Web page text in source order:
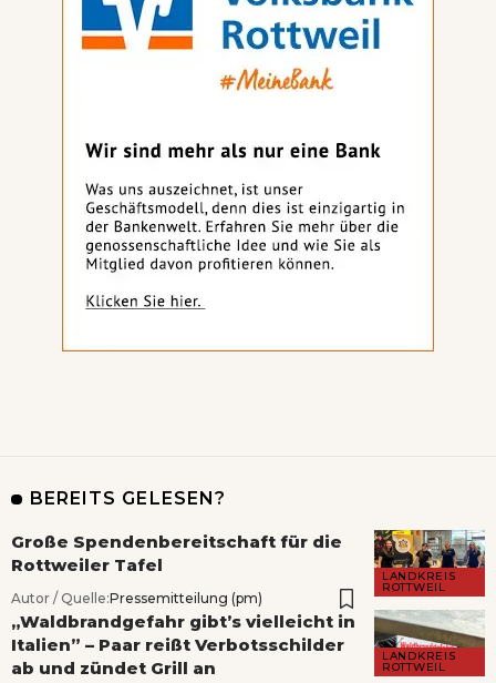
BEREITS GELESEN?
LANDKREIS
ROTTWEIL
Große Spendenbereitschaft für die
Rottweiler Tafel
Autor / Quelle:Pressemitteilung (pm)
LANDKREIS
ROTTWEIL
„Waldbrandgefahr gibt’s vielleicht in
Italien” – Paar reißt Verbotsschilder
ab und zündet Grill an